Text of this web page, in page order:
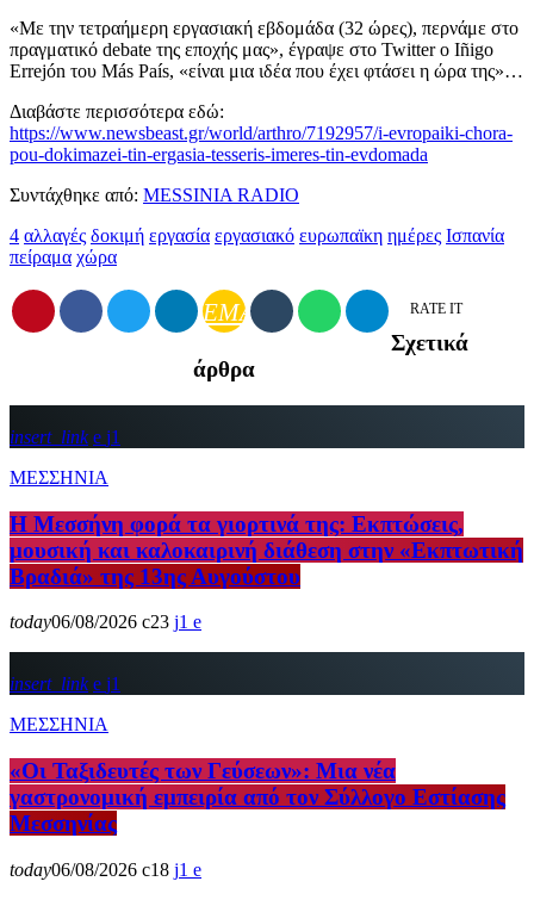
«Με την τετραήμερη εργασιακή εβδομάδα (32 ώρες), περνάμε στο
πραγματικό debate της εποχής μας», έγραψε στο Twitter ο Iñigo
Errejón του Más País, «είναι μια ιδέα που έχει φτάσει η ώρα της»…
Διαβάστε περισσότερα εδώ:
https://www.newsbeast.gr/world/arthro/7192957/i-evropaiki-chora-
pou-dokimazei-tin-ergasia-tesseris-imeres-tin-evdomada
Συντάχθηκε από: MESSINIA RADIO
4 αλλαγές δοκιμή εργασία εργασιακό ευρωπαϊκη ημέρες Ισπανία
πείραμα χώρα
EMAIL RATE IT
Σχετικά
άρθρα
insert_link
1
ΜΕΣΣΗΝΙΑ
Η Μεσσήνη φορά τα γιορτινά της: Εκπτώσεις,
μουσική και καλοκαιρινή διάθεση στην «Εκπτωτική
Βραδιά» της 13ης Αυγούστου
today06/08/2026 23 1
insert_link
1
ΜΕΣΣΗΝΙΑ
«Οι Ταξιδευτές των Γεύσεων»: Μια νέα
γαστρονομική εμπειρία από τον Σύλλογο Εστίασης
Μεσσηνίας
today06/08/2026 18 1